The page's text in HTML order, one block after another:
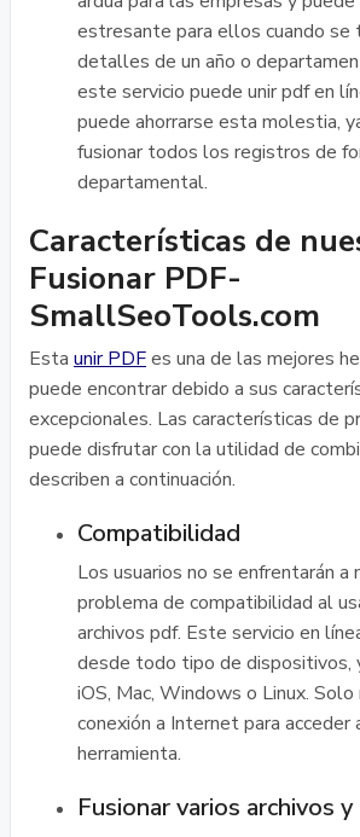
estresante para ellos cuando se
detalles de un año o
este servicio puede unir pdf en
puede ahorrarse esta molestia,
fusionar todos los registros de
departamental.
Características de
Fusionar PDF-
SmallSeoTools.com
Esta unir PDFes una de las mejores
puede encontrar debido a sus
excepcionales. Las características de
puede disfrutar con la utilidad de
describen a continuación.
Compatibilidad
Los usuarios no se enfrentarán a
problema de compatibilidad al
archivos pdf. Este servicio en
desde todo tipo de dispositivos,
iOS, Mac, Windows o Linux. Solo
conexión a Internet para acceder
herramienta.
Fusionar varios archivos